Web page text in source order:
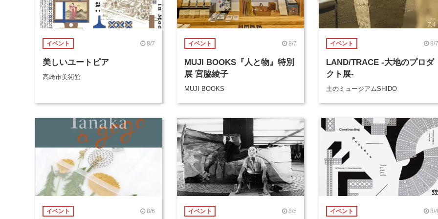
イベント 8/7
美しいユートピア
高崎市美術館
イベント 8/7
MUJI BOOKS『人と物』特別
展 宮脇綾子
MUJI BOOKS
イベント 8/7
LAND/TRACE -大地のプロダ
クト展-
土のミュージアムSHIDO
イベント 8/6 イベント 8/5 イベント 8/4